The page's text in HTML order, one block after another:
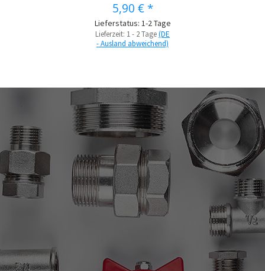
5,90 € *
Lieferstatus: 1-2 Tage
Lieferzeit: 1 - 2 Tage(DE
- Ausland abweichend)